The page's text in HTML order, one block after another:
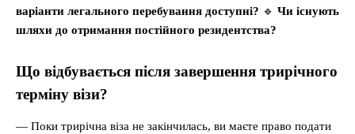
варіанти легального перебування доступні? 🔹 Чи існують
шляхи до отримання постійного резидентства?
Що відбувається після завершення трирічного
терміну візи?
— Поки трирічна віза не закінчилась, ви маєте право подати